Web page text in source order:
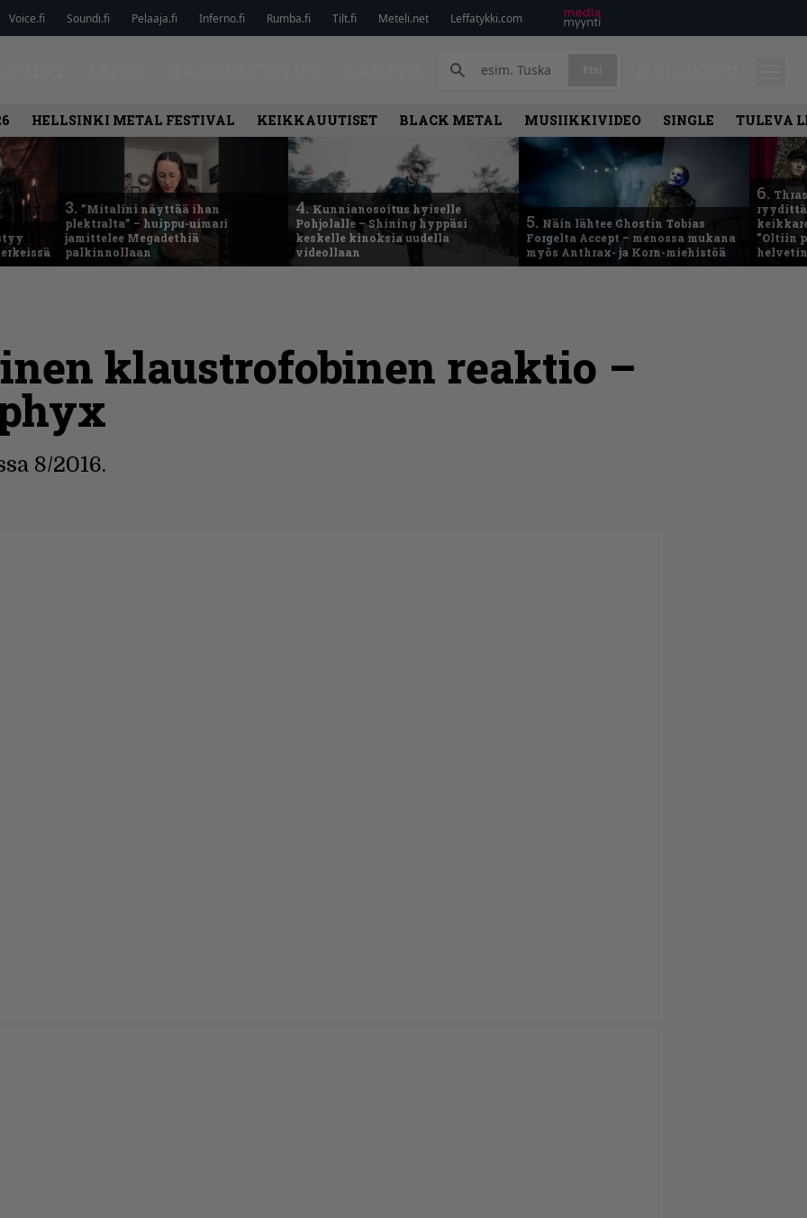
Voice.fi Soundi.fi Pelaaja.fi Inferno.fi Rumba.fi Tilt.fi Meteli.net Leffatykki.com
HELLSINKI METAL FESTIVAL KEIKKAUUTISET BLACK METAL MUSIIKKIVIDEO SINGLE TULEVA
3. ”Mitalini näyttää ihan
plektralta” – huippu-uimari
jamittelee Megadethiä
palkinnollaan
4. Kunnianosoitus hyiselle
Pohjolalle – Shining hyppäsi
keskelle kinoksia uudella
videollaan
5. Näin lähtee Ghostin Tobias
Forgelta Accept – menossa mukana
myös Anthrax- ja Korn-miehistöä
6.
”Oltiin
klaustrofobinen reaktio –
8/2016.